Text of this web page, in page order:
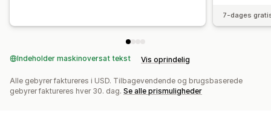
7-dages
Indeholder maskinoversat tekst Vis oprindelig
Alle gebyrer faktureres i USD. Tilbagevendende og brugsbaserede
gebyrer faktureres hver 30. dag. Se alle prismuligheder